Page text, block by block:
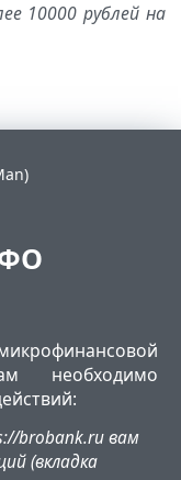
10000 рублей на
необходимо
brobank.ru вам
(вкладка